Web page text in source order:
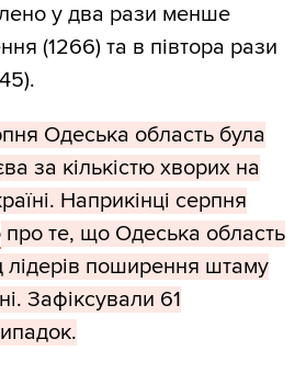
у два рази менше
(1266) та в півтора рази
Одеська область була
за кількістю хворих на
Наприкінці серпня
про те, що Одеська область
лідерів поширення штаму
Зафіксували 61